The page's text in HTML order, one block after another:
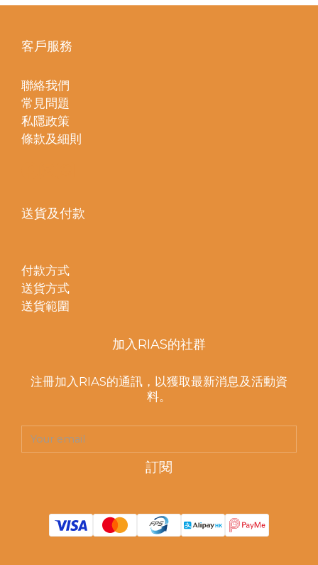
客戶服務
聯絡我們
常見問題
私隱政策
條款及細則
送貨及付款
付款方式
送貨方式
送貨範圍
加入RIAS的社群
注冊加入RIAS的通訊，以獲取最新消息及活動資
料。
訂閱